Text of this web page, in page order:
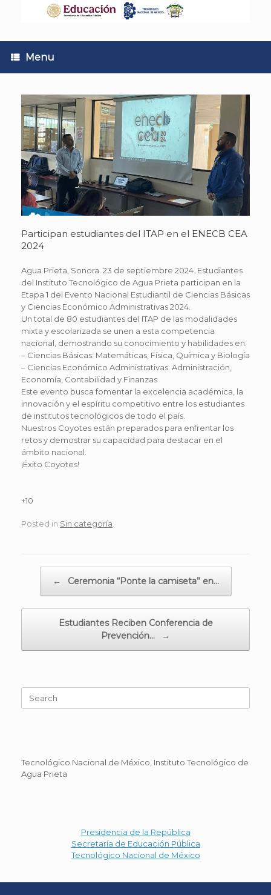
Menu
Participan estudiantes del ITAP en el ENECB CEA
2024
Agua Prieta, Sonora. 23 de septiembre 2024. Estudiantes
del Instituto Tecnológico de Agua Prieta participan en la
Etapa 1 del Evento Nacional Estudiantil de Ciencias Básicas
y Ciencias Económico Administrativas 2024.
Un total de 80 estudiantes del ITAP de las modalidades
mixta y escolarizada se unen a esta competencia
nacional, demostrando su conocimiento y habilidades en:
– Ciencias Básicas: Matemáticas, Física, Química y Biología
– Ciencias Económico Administrativas: Administración,
Economía, Contabilidad y Finanzas
Este evento busca fomentar la excelencia académica, la
innovación y el espíritu competitivo entre los estudiantes
de institutos tecnológicos de todo el país.
Nuestros Coyotes están preparados para enfrentar los
retos y demostrar su capacidad para destacar en el
ámbito nacional.
¡Éxito Coyotes!
+10
Posted in Sin categoría.
← Ceremonia “Ponte la camiseta” en…
Estudiantes Reciben Conferencia de
Prevención…
→
for:
Tecnológico Nacional de México, Instituto Tecnológico de
Agua Prieta
Presidencia de la República
Secretaría de Educación Pública
Tecnológico Nacional de México